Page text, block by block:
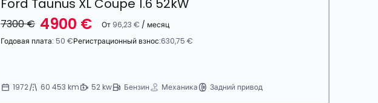
Ford Taunus XL Coupe 1.6 52kW
7300 € 4900 € От 96,23 € / месяц
Годовая плата: 50 €Регистрационный взнос:630,75 €
1972 60 453 km 52 kw Бензин Механика Задний привод